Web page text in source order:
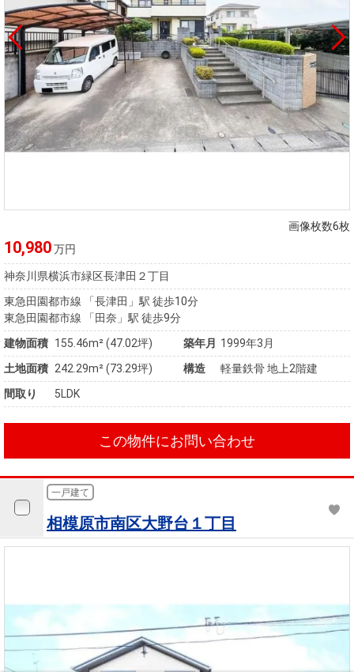
画像枚数6枚
10,980万円
神奈川県横浜市緑区長津田２丁目
東急田園都市線 「長津田」駅 徒歩10分
東急田園都市線 「田奈」駅 徒歩9分
建物面積 155.46m² (47.02坪) 築年月
1999年3月
土地面積 242.29m² (73.29坪) 構造
軽量鉄骨 地上2階建
間取り
5LDK
この物件にお問い合わせ
一戸建て
相模原市南区大野台１丁目